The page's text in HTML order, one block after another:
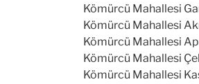
Kömürcü Mahallesi
Kömürcü Mahallesi
Kömürcü Mahallesi
Kömürcü Mahallesi
Kömürcü Mahallesi